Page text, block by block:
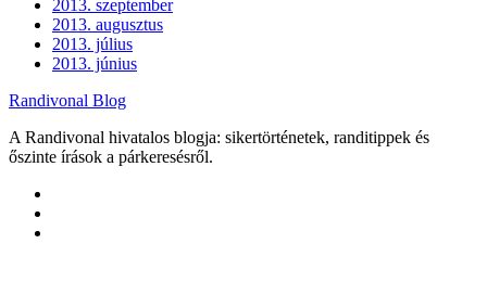
2013. szeptember
2013. augusztus
2013. július
2013. június
Randivonal Blog
A Randivonal hivatalos blogja: sikertörténetek, randitippek és
őszinte írások a párkeresésről.